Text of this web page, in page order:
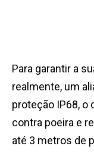
Para garantir a
realmente, um
proteção IP68, o
contra poeira e
até 3 metros de